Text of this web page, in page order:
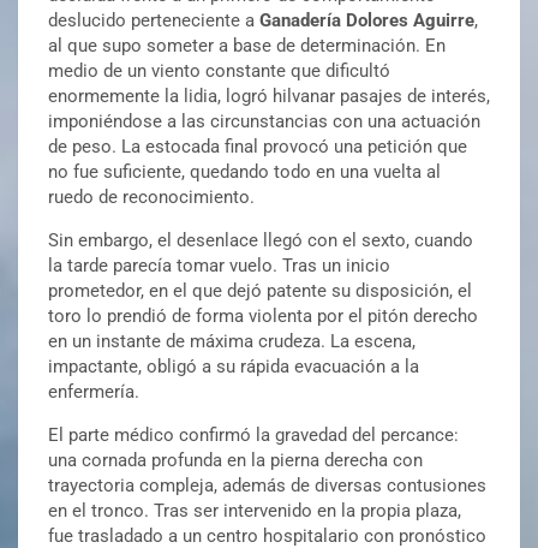
deslucido perteneciente a Ganadería Dolores Aguirre,
al que supo someter a base de determinación. En
medio de un viento constante que dificultó
enormemente la lidia, logró hilvanar pasajes de interés,
imponiéndose a las circunstancias con una actuación
de peso. La estocada final provocó una petición que
no fue suficiente, quedando todo en una vuelta al
ruedo de reconocimiento.
Sin embargo, el desenlace llegó con el sexto, cuando
la tarde parecía tomar vuelo. Tras un inicio
prometedor, en el que dejó patente su disposición, el
toro lo prendió de forma violenta por el pitón derecho
en un instante de máxima crudeza. La escena,
impactante, obligó a su rápida evacuación a la
enfermería.
El parte médico confirmó la gravedad del percance:
una cornada profunda en la pierna derecha con
trayectoria compleja, además de diversas contusiones
en el tronco. Tras ser intervenido en la propia plaza,
fue trasladado a un centro hospitalario con pronóstico